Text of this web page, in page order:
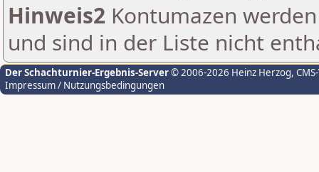
Hinweis2 Kontumazen
und sind in der Liste nicht
Der Schachturnier-Ergebnis-Server© 2006-2026 Heinz Herzog,
Impressum / Nutzungsbedingungen